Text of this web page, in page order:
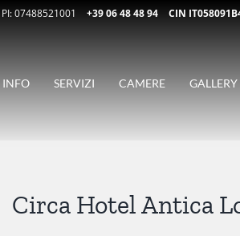
PI: 07488521001 +39 06 48 48 94 CIN
INFO SERVIZI CAMERE GALLERY
Circa Hotel Antica